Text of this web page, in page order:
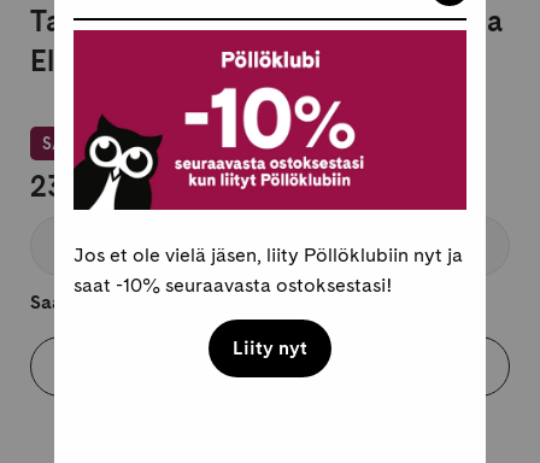
Taikahetkiä elämään -kortit Hidasta
Elämää
SAATAVILLA VAIN MYYMÄLÖISTÄ
23,95 €
Ei saatavilla
Saatavilla vain myymälöistä.
Varaa myymälästä
Jos et ole vielä jäsen, liity Pöllöklubiin nyt ja
saat -10% seuraavasta ostoksestasi!
Liity nyt